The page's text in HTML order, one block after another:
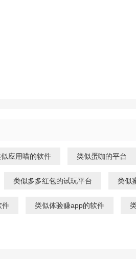
应用喵的软件 类似蛋咖的平台
类似多多红包的试玩平台 类似
件 类似体验赚app的软件